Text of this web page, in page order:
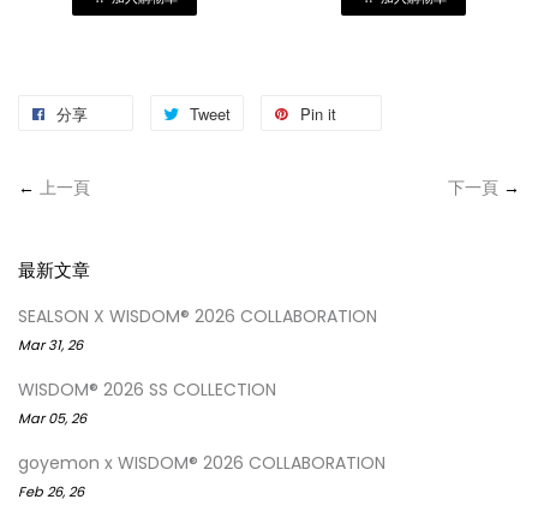
分享 Tweet Pin it
← 上一頁 下一頁 →
最新文章
SEALSON X WISDOM® 2026 COLLABORATION
Mar 31, 26
WISDOM® 2026 SS COLLECTION
Mar 05, 26
goyemon x WISDOM® 2026 COLLABORATION
Feb 26, 26